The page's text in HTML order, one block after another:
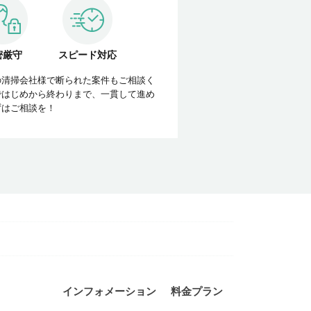
厳守 スピード対応
掃会社様で断られた案件もご相談く
じめから終わりまで、一貫して進め
ご相談を！
インフォメーション 料金プラン